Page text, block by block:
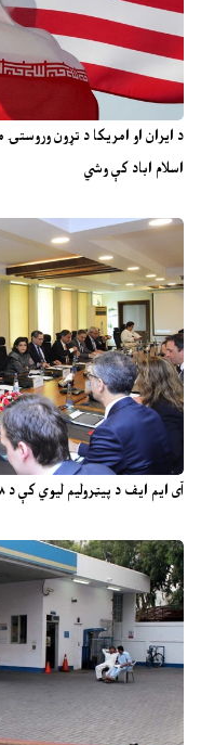
د ایران او امریکا د تړون
اسلام اباد کې وشي
آی ایم ایف د پیټرولیم لیوي کې د ۱۸ سلنې زیاتوالي او نوو مالیو سپارښتنه کړې